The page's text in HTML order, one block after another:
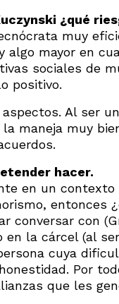
¿qué
muy
algo mayor en
sociales de
positivo.
Al ser
maneja muy
hacer.
en un
entonces
conversar con
en la cárcel (al
cuya
Por
que les